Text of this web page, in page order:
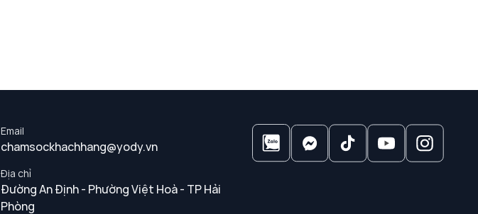
Email
chamsockhachhang@yody.vn
Địa chỉ
Đường An Định - Phường Việt Hoà - TP Hải
Phòng